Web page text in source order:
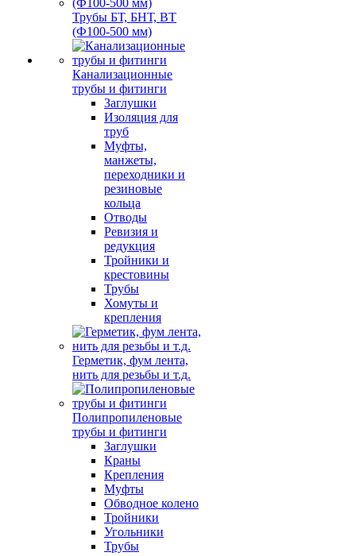
Трубы БТ, БНТ, ВТ
(Ф100-500 мм)
Канализационные
трубы и фитинги
Заглушки
Изоляция для
труб
Муфты,
манжеты,
переходники и
резиновые
кольца
Отводы
Ревизия и
редукция
Тройники и
крестовины
Трубы
Хомуты и
крепления
Герметик, фум лента,
нить для резьбы и т.д.
Полипропиленовые
трубы и фитинги
Заглушки
Краны
Крепления
Муфты
Обводное колено
Тройники
Угольники
Трубы